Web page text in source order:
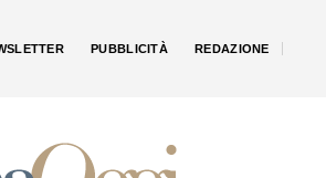
PUBBLICITÀ REDAZIONE